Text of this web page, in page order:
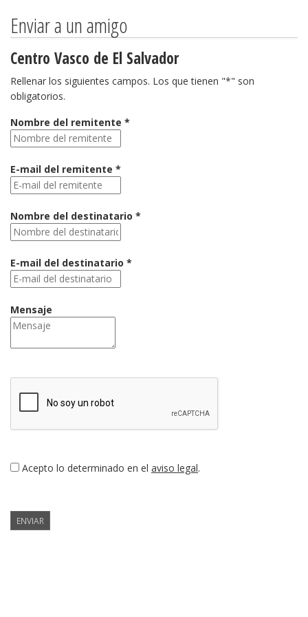
Enviar a un amigo
Centro Vasco de El Salvador
Rellenar los siguientes campos. Los que tienen "*" son
obligatorios.
Nombre del remitente *
E-mail del remitente *
Nombre del destinatario *
E-mail del destinatario *
Mensaje
Acepto lo determinado en el aviso legal.
ENVIAR